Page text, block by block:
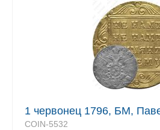
1 червонец 1796, БМ,
COIN-5532